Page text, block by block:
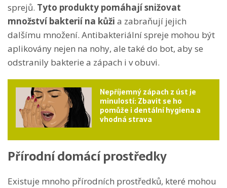
sprejů. Tyto produkty pomáhají snižovat
množství bakterií na kůži a zabraňují jejich
dalšímu množení. Antibakteriální spreje mohou být
aplikovány nejen na nohy, ale také do bot, aby se
odstranily bakterie a zápach i v obuvi.
Nepříjemný zápach z úst je
minulostí: Zbavit se ho
pomůže i dentální hygiena a
vhodná strava
Přírodní domácí prostředky
Existuje mnoho přírodních prostředků, které mohou